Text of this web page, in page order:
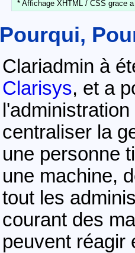
Pourqui,
Clariadmin à
Clarisys, et a
centraliser la
une personne
une machine,
tout les
courant des
peuvent réagir